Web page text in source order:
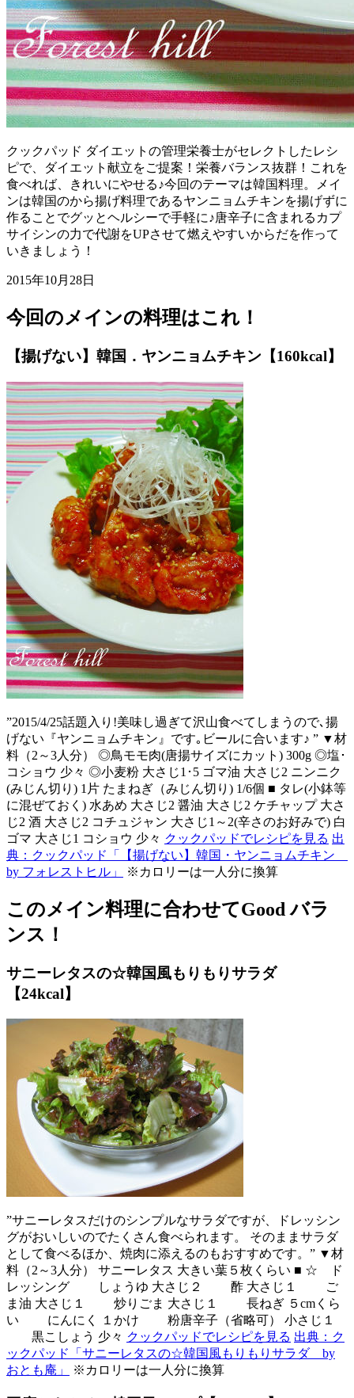
クックパッド ダイエットの管理栄養士がセレクトしたレシ
ピで、ダイエット献立をご提案！栄養バランス抜群！これを
食べれば、きれいにやせる♪今回のテーマは韓国料理。メイ
ンは韓国のから揚げ料理であるヤンニョムチキンを揚げずに
作ることでグッとヘルシーで手軽に♪唐辛子に含まれるカプ
サイシンの力で代謝をUPさせて燃えやすいからだを作って
いきましょう！
2015年10月28日
今回のメインの料理はこれ！
【揚げない】韓国．ヤンニョムチキン【160kcal】
”2015/4/25話題入り!美味し過ぎて沢山食べてしまうので､揚
げない『ヤンニョムチキン』です｡ビールに合います♪ ” ▼材
料（2～3人分） ◎鳥モモ肉(唐揚サイズにカット) 300g ◎塩･
コショウ 少々 ◎小麦粉 大さじ1･5 ゴマ油 大さじ2 ニンニク
(みじん切り) 1片 たまねぎ（みじん切り) 1/6個 ■ タレ(小鉢等
に混ぜておく) 水あめ 大さじ2 醤油 大さじ2 ケチャップ 大さ
じ2 酒 大さじ2 コチュジャン 大さじ1～2(辛さのお好みで) 白
ゴマ 大さじ1 コショウ 少々 クックパッドでレシピを見る 出
典：クックパッド「【揚げない】韓国・ヤンニョムチキン
by フォレストヒル」
※カロリーは一人分に換算
このメイン料理に合わせてGood バラ
ンス！
サニーレタスの☆韓国風もりもりサラダ
【24kcal】
”サニーレタスだけのシンプルなサラダですが、ドレッシン
グがおいしいのでたくさん食べられます。 そのままサラダ
として食べるほか、焼肉に添えるのもおすすめです。” ▼材
料（2～3人分） サニーレタス 大きい葉５枚くらい ■ ☆ ド
レッシング しょうゆ 大さじ２ 酢 大さじ１ ご
ま油 大さじ１ 炒りごま 大さじ１ 長ねぎ ５cmくら
い にんにく １かけ 粉唐辛子（省略可） 小さじ１
黒こしょう 少々 クックパッドでレシピを見る 出典：ク
ックパッド「サニーレタスの☆韓国風もりもりサラダ by
おとも庵」
※カロリーは一人分に換算